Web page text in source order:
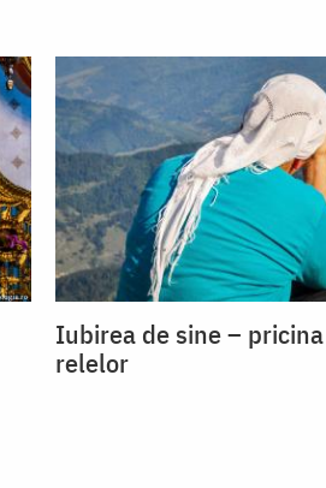
Iubirea de sine –
relelor